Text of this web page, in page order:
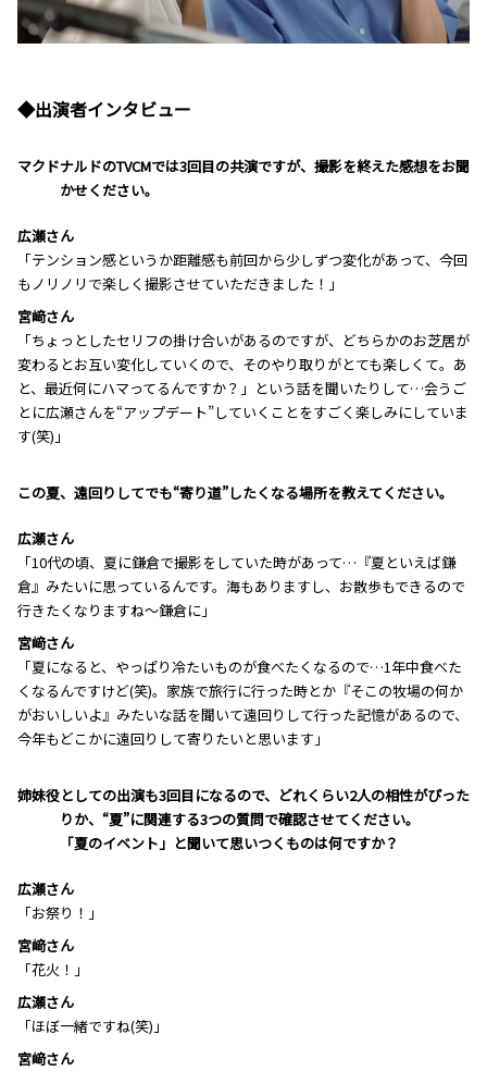
◆出演者インタビュー
―――マクドナルドのTVCMでは3回目の共演ですが、撮影を終えた感想をお聞
かせください。
広瀬さん
「テンション感というか距離感も前回から少しずつ変化があって、今回
もノリノリで楽しく撮影させていただきました！」
宮﨑さん
「ちょっとしたセリフの掛け合いがあるのですが、どちらかのお芝居が
変わるとお互い変化していくので、そのやり取りがとても楽しくて。あ
と、最近何にハマってるんですか？」という話を聞いたりして…会うご
とに広瀬さんを“アップデート”していくことをすごく楽しみにしていま
す(笑)」
―――この夏、遠回りしてでも“寄り道”したくなる場所を教えてください。
広瀬さん
「10代の頃、夏に鎌倉で撮影をしていた時があって…『夏といえば鎌
倉』みたいに思っているんです。海もありますし、お散歩もできるので
行きたくなりますね～鎌倉に」
宮﨑さん
「夏になると、やっぱり冷たいものが食べたくなるので…1年中食べた
くなるんですけど(笑)。家族で旅行に行った時とか『そこの牧場の何か
がおいしいよ』みたいな話を聞いて遠回りして行った記憶があるので、
今年もどこかに遠回りして寄りたいと思います」
―――姉妹役としての出演も3回目になるので、どれくらい2人の相性がぴった
りか、“夏”に関連する3つの質問で確認させてください。
「夏のイベント」と聞いて思いつくものは何ですか？
広瀬さん
「お祭り！」
宮﨑さん
「花火！」
広瀬さん
「ほぼ一緒ですね(笑)」
宮﨑さん